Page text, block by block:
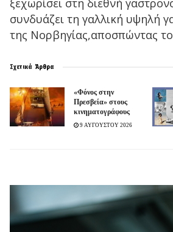
συνδυάζει τη γαλλική υψηλή
της Νορβηγίας,αποσπώντας
Σχετικά Άρθρα
«Φόνος στην
Πρεσβεία» στους
κινηματογράφους
9 ΑΥΓΟΥΣΤΟΥ 2026